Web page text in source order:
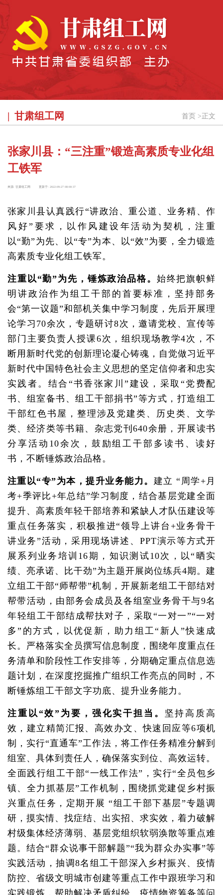
甘肃组工网 首页 > 正文
张家川县：“三注重”锻造高素质专业化组
工铁军
来源: 甘肃组工网 更新于: 2022-09-27 08:00:37
张家川县认真践行“讲政治、重公道、业务精、作
风好”要求，以作风建设年活动为契机，注重
以“勤”为先、以“专”为本、以“效”为要，全力锻造
高素质专业化组工铁军。
注重以“勤”为先，锤炼政治品格。 始终把旗帜鲜
明讲政治作为组工干部的首要标准，坚持部务
会“第一议题”和部机关集中学习制度，先后开展理
论学习70余次，专题研讨8次，邀请党校、宣传等
部门主要负责人授课6次，组织现场教学4次，不
断用新时代党的创新理论凝心铸魂，自觉做习近平
新时代中国特色社会主义思想的坚定信仰者和忠实
实践者。结合“书香张家川”建设，采取“党费配
书、组室备书、组工干部捐书”等方式，打造组工
干部红色书屋，整理涉及党建类、历史类、文学
类、经济类等书籍、杂志党刊640余册，开展读书
分享活动10余次，鼓励组工干部多读书、读好
书，不断锤炼政治品格。
注重以“专”为本，提升业务能力。 建立 “周学+月
考+季评比+年总结”学习制度，结合基层党建全面
提升、高素质年轻干部培养和紧缺人才队伍建设等
重点任务落实，积极推进“领导上讲台+业务骨干
讲业务”活动，采用现场讲述、PPT演示等方式开
展系列业务培训16期，知识测试10次，以“晒实
绩、亮承诺、比干劲”为主题开展岗位练兵4期。建
立组工干部“师帮带”机制，开展新老组工干部结对
帮带活动，由部务会成员及各组室业务骨干与9名
年轻组工干部结成帮扶对子，采取“一对一”“一对
多”的方式，以优促新，助力组工“新人”快速成
长。严格落实全员撰写信息制度，围绕年度重点任
务清单和阶段性工作安排等，分期确定重点信息选
题计划，在深度挖掘推广组织工作亮点的同时，不
断锤炼组工干部文字功底、提升业务能力。
注重以“效”为要，强化实干担当。 坚持高质高
效，建立精简汇报、高效办文、快速回应等6项机
制，实行“直通车”工作法，将工作任务精准分解到
组室、具体到责任人，确保落实到位、高效运转。
全面践行组工干部“一线工作法”，实行“全员包乡
镇、全力抓基层”工作机制，围绕抓党建促乡村振
兴重点任务，定期开展 “组工干部下基层”专题调
研，摸实情、找症结、出实招、求实效，着力破解
村级集体经济薄弱、基层党组织软弱涣散等重点难
题。结合“群众说事干部解题”“我为群众办实事”等
实践活动，抽调8名组工干部深入乡村振兴、疫情
防控、省级文明城市创建等重点工作中跟班学习和
实践锻炼，帮助解决矛盾纠纷、疫情物资筹备等问